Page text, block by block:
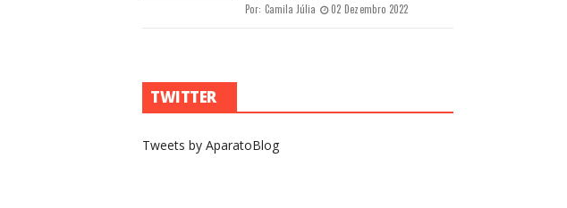
Por: Camila Júlia 02 Dezembro 2022
TWITTER
Tweets by AparatoBlog